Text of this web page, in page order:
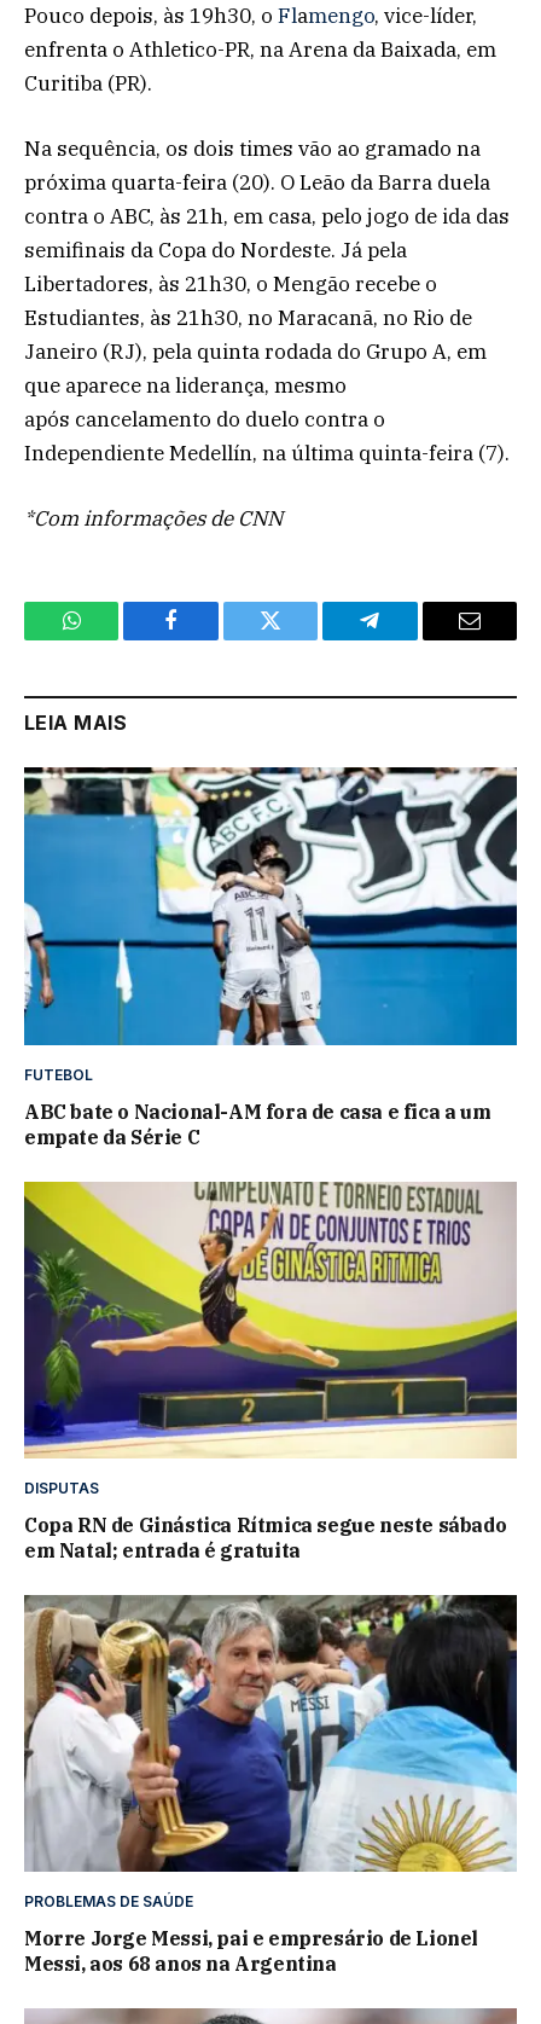
Pouco depois, às 19h30, o Flamengo, vice-líder,
enfrenta o Athletico-PR, na Arena da Baixada, em
Curitiba (PR).
Na sequência, os dois times vão ao gramado na
próxima quarta-feira (20). O Leão da Barra duela
contra o ABC, às 21h, em casa, pelo jogo de ida das
semifinais da Copa do Nordeste. Já pela
Libertadores, às 21h30, o Mengão recebe o
Estudiantes, às 21h30, no Maracanã, no Rio de
Janeiro (RJ), pela quinta rodada do Grupo A, em
que aparece na liderança, mesmo
após cancelamento do duelo contra o
Independiente Medellín, na última quinta-feira (7).
*Com informações de CNN
WhatsApp Facebook Twitter Telegram Email
LEIA MAIS
FUTEBOL
ABC bate o Nacional-AM fora de casa e fica a um
empate da Série C
DISPUTAS
Copa RN de Ginástica Rítmica segue neste sábado
em Natal; entrada é gratuita
PROBLEMAS DE SAÚDE
Morre Jorge Messi, pai e empresário de Lionel
Messi, aos 68 anos na Argentina